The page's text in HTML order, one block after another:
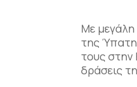
Με
της
τους στην
δράσεις